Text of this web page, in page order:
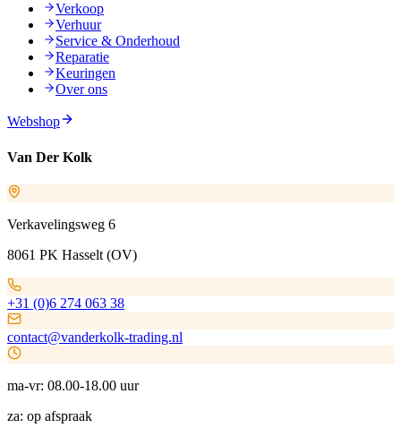
Verkoop
Verhuur
Service & Onderhoud
Reparatie
Keuringen
Over ons
Webshop
Van Der Kolk
Verkavelingsweg 6
8061 PK Hasselt (OV)
+31 (0)6 274 063 38
contact@vanderkolk-trading.nl
ma-vr: 08.00-18.00 uur
za: op afspraak